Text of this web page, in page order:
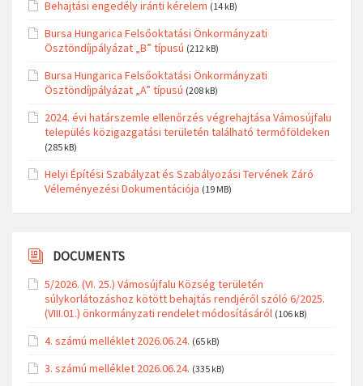
Behajtási engedély iránti kérelem (14 kB)
Bursa Hungarica Felsőoktatási Önkormányzati
Ösztöndíjpályázat „B” típusú (212 kB)
Bursa Hungarica Felsőoktatási Önkormányzati
Ösztöndíjpályázat „A” típusú (208 kB)
2024. évi határszemle ellenőrzés végrehajtása Vámosújfalu
település közigazgatási területén található termőföldeken
(285 kB)
Helyi Építési Szabályzat és Szabályozási Tervének Záró
Véleményezési Dokumentációja (19 MB)
DOCUMENTS
5/2026. (VI. 25.) Vámosújfalu Község területén
súlykorlátozáshoz kötött behajtás rendjéről szóló 6/2025.
(VIII.01.) önkormányzati rendelet módosításáról (106 kB)
4. számú melléklet 2026.06.24. (65 kB)
3. számú melléklet 2026.06.24. (335 kB)